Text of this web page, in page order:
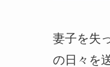
妻子を失
の日々を